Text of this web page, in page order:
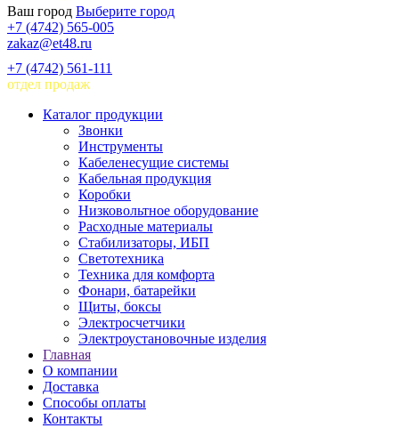
Ваш город Выберите город
+7 (4742) 565-005
zakaz@et48.ru
+7 (4742) 561-111
отдел продаж
Каталог продукции
Звонки
Инструменты
Кабеленесущие системы
Кабельная продукция
Коробки
Низковольтное оборудование
Расходные материалы
Стабилизаторы, ИБП
Светотехника
Техника для комфорта
Фонари, батарейки
Щиты, боксы
Электросчетчики
Электроустановочные изделия
Главная
О компании
Доставка
Способы оплаты
Контакты